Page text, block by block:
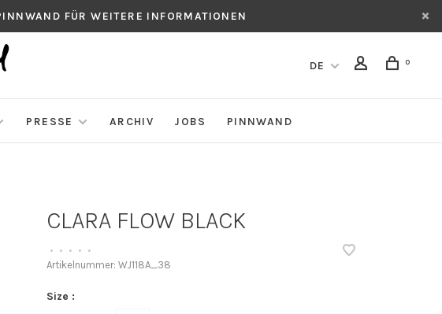
FÜR WEITERE INFORMATIONEN
DE 0
PRESSE ARCHIV JOBS PINNWAND
CLARA FLOW BLACK
• • • • •
Artikelnummer: WJ118A_38
Size :